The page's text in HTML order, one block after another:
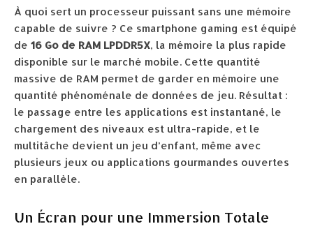
À quoi sert un processeur puissant sans une mémoire
capable de suivre ? Ce smartphone gaming est équipé
de 16 Go de RAM LPDDR5X, la mémoire la plus rapide
disponible sur le marché mobile. Cette quantité
massive de RAM permet de garder en mémoire une
quantité phénoménale de données de jeu. Résultat :
le passage entre les applications est instantané, le
chargement des niveaux est ultra-rapide, et le
multitâche devient un jeu d’enfant, même avec
plusieurs jeux ou applications gourmandes ouvertes
en parallèle.
Un Écran pour une Immersion Totale